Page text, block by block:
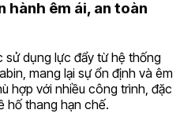
hành êm ái, an toàn
dụng lực đẩy từ hệ thống
mang lại sự ổn định và êm
hợp với nhiều công trình, đặc
hố thang hạn chế.